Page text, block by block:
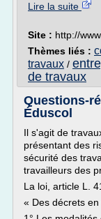
Lire la suite
Site : http://
Thèmes liés :
travaux /
de travaux
Questions-
Éduscol
Il s'agit de
présentant des
sécurité des
travailleurs des
La loi, article L.
« Des décrets